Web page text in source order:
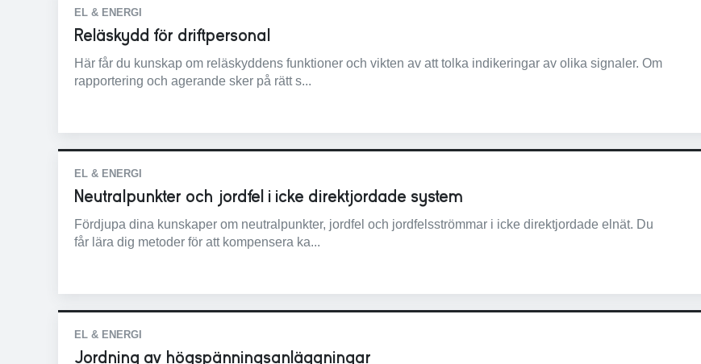
EL & ENERGI
Reläskydd för driftpersonal
Här får du kunskap om reläskyddens funktioner och vikten av att tolka indikeringar av olika signaler. Om
rapportering och agerande sker på rätt s...
EL & ENERGI
Neutralpunkter och jordfel i icke direktjordade system
Fördjupa dina kunskaper om neutralpunkter, jordfel och jordfelsströmmar i icke direktjordade elnät. Du
får lära dig metoder för att kompensera ka...
EL & ENERGI
Jordning av högspänningsanläggningar